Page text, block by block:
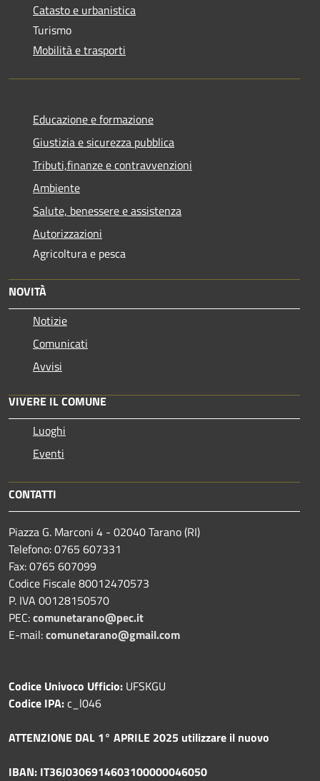
Catasto e urbanistica
Turismo
Mobilità e trasporti
Educazione e formazione
Giustizia e sicurezza pubblica
Tributi,finanze e contravvenzioni
Ambiente
Salute, benessere e assistenza
Autorizzazioni
Agricoltura e pesca
NOVITÀ
Notizie
Comunicati
Avvisi
VIVERE IL COMUNE
Luoghi
Eventi
CONTATTI
Piazza G. Marconi 4 - 02040 Tarano (RI)
Telefono: 0765 607331
Fax: 0765 607099
Codice Fiscale 80012470573
P. IVA 00128150570
PEC:comunetarano@pec.it
E-mail:comunetarano@gmail.com
Codice Univoco Ufficio: UFSKGU
Codice IPA:c_l046
ATTENZIONE DAL 1° APRILE 2025 utilizzare il nuovo
IBAN: IT36J0306914603100000046050